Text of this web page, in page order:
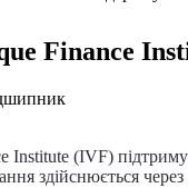
Finance
Institute (IVF)
здійснюється